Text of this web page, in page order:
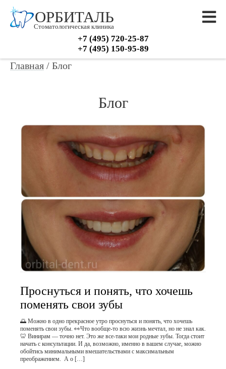
ОРБИТАЛЬ
Стоматологическая клиника
+7 (495) 720-25-87
+7 (495) 150-95-89
Главная / Блог
Блог
Проснуться и понять, что хочешь
поменять свои зубы
🌅 Можно в одно прекрасное утро проснуться и понять, что хочешь
поменять свои зубы. 👀Что вообще-то всю жизнь мечтал, но не знал как.
🦷 Винирам — точно нет. Это же все-таки мои родные зубы. Тогда стоит
начать с консультации. И да, возможно, именно в вашем случае, можно
обойтись минимальными вмешательствами с максимальным
преображением. А о […]